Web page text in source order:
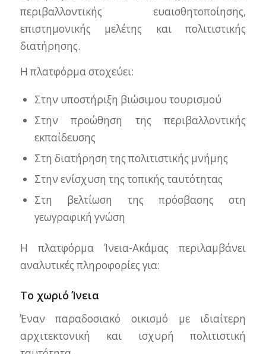
περιβαλλοντικής ευαισθητοποίησης,
επιστημονικής μελέτης και πολιτιστικής
διατήρησης.
Η πλατφόρμα στοχεύει:
Στην υποστήριξη βιώσιμου τουρισμού
Στην προώθηση της περιβαλλοντικής
εκπαίδευσης
Στη διατήρηση της πολιτιστικής μνήμης
Στην ενίσχυση της τοπικής ταυτότητας
Στη βελτίωση της πρόσβασης στη
γεωγραφική γνώση
Η πλατφόρμα Ίνεια-Ακάμας περιλαμβάνει
αναλυτικές πληροφορίες για:
Το χωριό Ίνεια
Έναν παραδοσιακό οικισμό με ιδιαίτερη
αρχιτεκτονική και ισχυρή πολιτιστική